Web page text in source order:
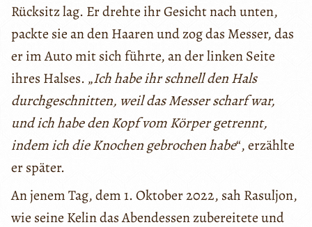
Rücksitz lag. Er drehte ihr Gesicht nach unten,
packte sie an den Haaren und zog das Messer, das
er im Auto mit sich führte, an der linken Seite
ihres Halses. „Ich habe ihr schnell den Hals
durchgeschnitten, weil das Messer scharf war,
und ich habe den Kopf vom Körper getrennt,
indem ich die Knochen gebrochen habe“, erzählte
er später.
An jenem Tag, dem 1. Oktober 2022, sah Rasuljon,
wie seine Kelin das Abendessen zubereitete und